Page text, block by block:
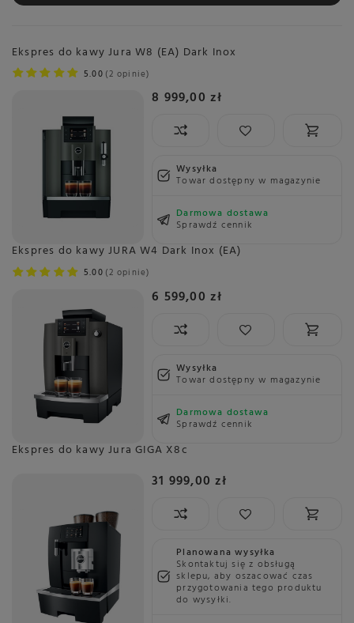
Ekspres do kawy Jura W8 (EA) Dark Inox
5.00 2 opinie
8 999,00 zł
Wysyłka
Towar dostępny w magazynie
Darmowa dostawa
Sprawdź cennik
Ekspres do kawy JURA W4 Dark Inox (EA)
5.00 2 opinie
6 599,00 zł
Wysyłka
Towar dostępny w magazynie
Darmowa dostawa
Sprawdź cennik
Ekspres do kawy Jura GIGA X8c
31 999,00 zł
Planowana wysyłka
Skontaktuj się z obsługą
sklepu, aby oszacować czas
przygotowania tego produktu
do wysyłki.